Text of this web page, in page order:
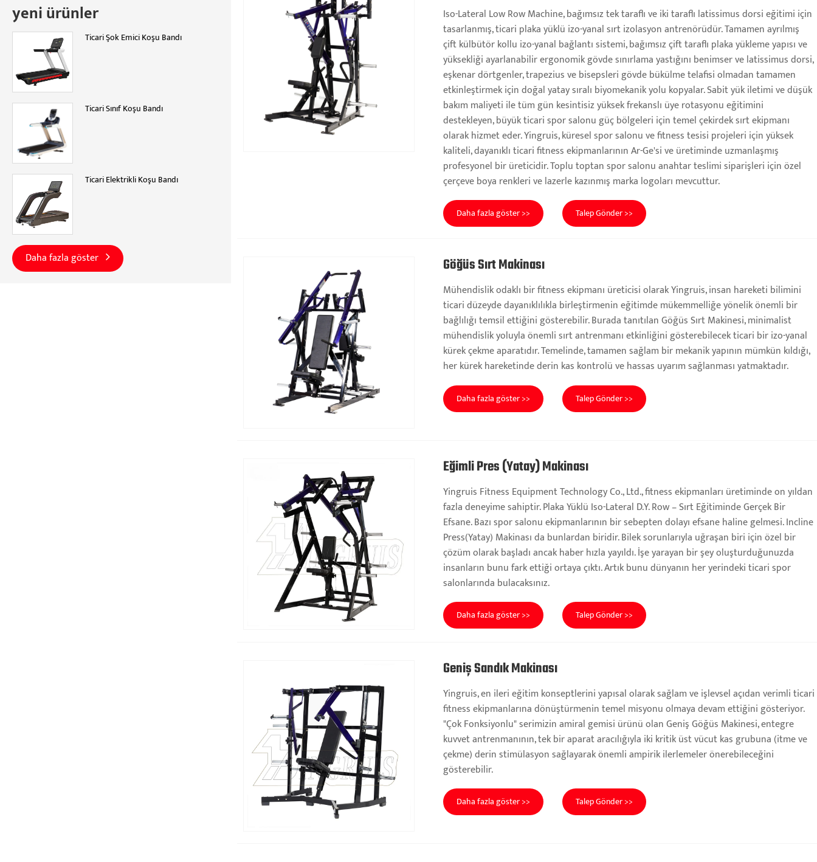
yeni ürünler
Ticari Şok Emici Koşu Bandı
Ticari Sınıf Koşu Bandı
Ticari Elektrikli Koşu Bandı
Daha fazla göster
Iso-Lateral Low Row Machine, bağımsız tek taraflı ve iki taraflı latissimus dorsi eğitimi için
tasarlanmış, ticari plaka yüklü izo-yanal sırt izolasyon antrenörüdür. Tamamen ayrılmış
çift külbütör kollu izo-yanal bağlantı sistemi, bağımsız çift taraflı plaka yükleme yapısı ve
yüksekliği ayarlanabilir ergonomik gövde sınırlama yastığını benimser ve latissimus dorsi,
eşkenar dörtgenler, trapezius ve bisepsleri gövde bükülme telafisi olmadan tamamen
etkinleştirmek için doğal yatay sıralı biyomekanik yolu kopyalar. Sabit yük iletimi ve düşük
bakım maliyeti ile tüm gün kesintisiz yüksek frekanslı üye rotasyonu eğitimini
destekleyen, büyük ticari spor salonu güç bölgeleri için temel çekirdek sırt ekipmanı
olarak hizmet eder. Yingruis, küresel spor salonu ve fitness tesisi projeleri için yüksek
kaliteli, dayanıklı ticari fitness ekipmanlarının Ar-Ge'si ve üretiminde uzmanlaşmış
profesyonel bir üreticidir. Toplu toptan spor salonu anahtar teslimi siparişleri için özel
çerçeve boya renkleri ve lazerle kazınmış marka logoları mevcuttur.
Daha fazla göster >> Talep Gönder >>
Göğüs Sırt Makinası
Mühendislik odaklı bir fitness ekipmanı üreticisi olarak Yingruis, insan hareketi bilimini
ticari düzeyde dayanıklılıkla birleştirmenin eğitimde mükemmelliğe yönelik önemli bir
bağlılığı temsil ettiğini gösterebilir. Burada tanıtılan Göğüs Sırt Makinesi, minimalist
mühendislik yoluyla önemli sırt antrenmanı etkinliğini gösterebilecek ticari bir izo-yanal
kürek çekme aparatıdır. Temelinde, tamamen sağlam bir mekanik yapının mümkün kıldığı,
her kürek hareketinde derin kas kontrolü ve hassas uyarım sağlanması yatmaktadır.
Daha fazla göster >> Talep Gönder >>
Eğimli Pres (Yatay) Makinası
Yingruis Fitness Equipment Technology Co., Ltd., fitness ekipmanları üretiminde on yıldan
fazla deneyime sahiptir. Plaka Yüklü Iso-Lateral D.Y. Row – Sırt Eğitiminde Gerçek Bir
Efsane. Bazı spor salonu ekipmanlarının bir sebepten dolayı efsane haline gelmesi. Incline
Press(Yatay) Makinası da bunlardan biridir. Bilek sorunlarıyla uğraşan biri için özel bir
çözüm olarak başladı ancak haber hızla yayıldı. İşe yarayan bir şey oluşturduğunuzda
insanların bunu fark ettiği ortaya çıktı. Artık bunu dünyanın her yerindeki ticari spor
salonlarında bulacaksınız.
Daha fazla göster >> Talep Gönder >>
Geniş Sandık Makinası
Yingruis, en ileri eğitim konseptlerini yapısal olarak sağlam ve işlevsel açıdan verimli ticari
fitness ekipmanlarına dönüştürmenin temel misyonu olmaya devam ettiğini gösteriyor.
"Çok Fonksiyonlu" serimizin amiral gemisi ürünü olan Geniş Göğüs Makinesi, entegre
kuvvet antrenmanının, tek bir aparat aracılığıyla iki kritik üst vücut kas grubuna (itme ve
çekme) derin stimülasyon sağlayarak önemli ampirik ilerlemeler önerebileceğini
gösterebilir.
Daha fazla göster >> Talep Gönder >>